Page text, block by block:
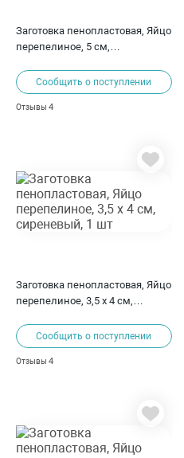
Заготовка пенопластовая, Яйцо
перепелиное, 5 см,
Сообщить о поступлении
Отзывы 4
Заготовка пенопластовая, Яйцо
перепелиное, 3,5 х 4 см,
Сообщить о поступлении
Отзывы 4